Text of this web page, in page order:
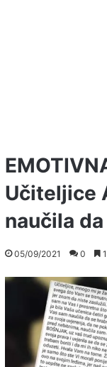
Učiteljice
naučila
05/09/2021 0